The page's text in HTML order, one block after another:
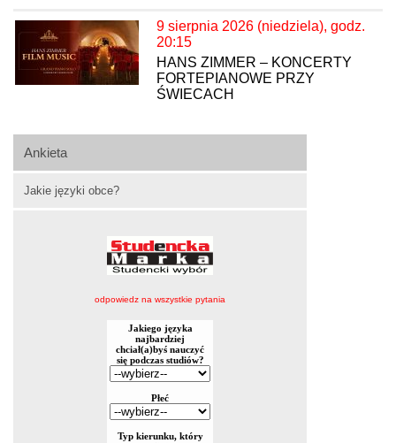
Ankieta
Jakie języki obce?
odpowiedz na wszystkie pytania
9 sierpnia 2026 (niedziela), godz.
20:15
HANS ZIMMER – KONCERTY
FORTEPIANOWE PRZY
ŚWIECACH